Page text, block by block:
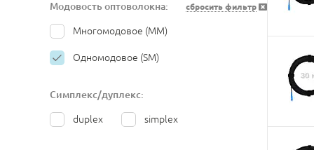
Модовость оптоволокна: сбросить фильтр
Многомодовое (MM)
Одномодовое (SM)
Симплекс/дуплекс:
duplex simplex